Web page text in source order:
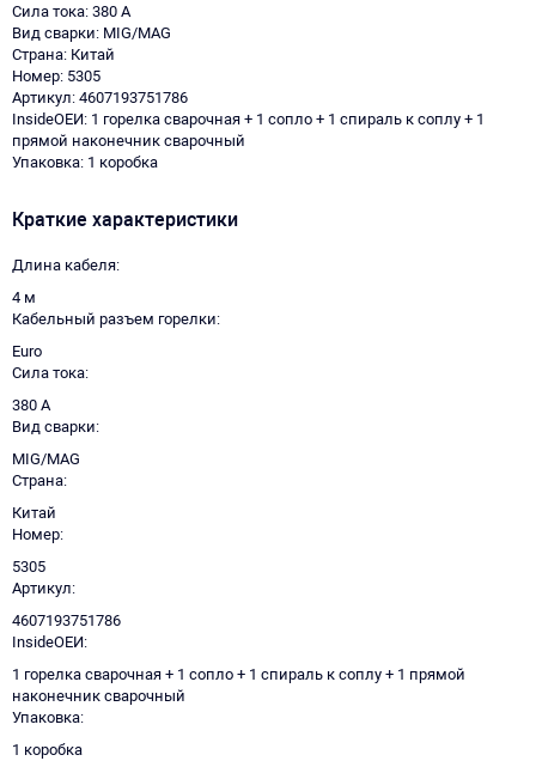
Сила тока: 380 А
Вид сварки: MIG/MAG
Страна: Китай
Номер: 5305
Артикул: 4607193751786
InsideОЕИ: 1 горелка сварочная + 1 сопло + 1 спираль к соплу + 1
прямой наконечник сварочный
Упаковка: 1 коробка
Краткие характеристики
Длина кабеля
4 м
Кабельный разъем горелки
Euro
Сила тока
380 А
Вид сварки
MIG/MAG
Страна
Китай
Номер
5305
Артикул
4607193751786
InsideОЕИ
1 горелка сварочная + 1 сопло + 1 спираль к соплу + 1 прямой
наконечник сварочный
Упаковка
1 коробка